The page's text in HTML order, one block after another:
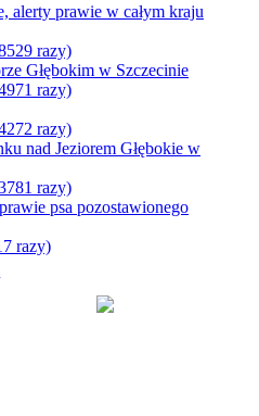
alerty prawie w całym kraju
razy)
Głębokim w Szczecinie
razy)
razy)
nad Jeziorem Głębokie w
razy)
psa pozostawionego
razy)